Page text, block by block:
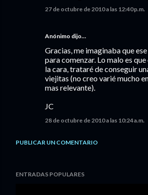
27 de octubre de 2010 a las 12:40 p.m.
Anónimo dijo…
Gracias, me imaginaba que
para comenzar. Lo malo es
la cara, trataré de conseguir
viejitas (no creo varié mucho
mas relevante).
JC
28 de octubre de 2010 a las 10:24 a.m.
PUBLICAR UN COMENTARIO
ENTRADAS POPULARES